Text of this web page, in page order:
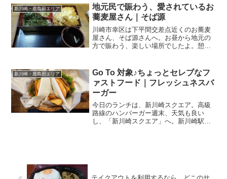
ング：ステーキ | 川崎駅、京急川崎駅
ラ...
新川崎・鹿島田エリア
地元民で賑わう、愛されているお
蕎麦屋さん｜そば源
川崎市幸区は下平間交差点近くのお蕎麦
屋さん、そば源さんへ。お昼から地元の
方で賑わう、楽しい場所でしたよ。憩い
言えば最近、地元で外食してないなとナ
ノツーリズム！目指した先...
新川崎・鹿島田エリア
Go To 対象♪ちょっとセレブなフ
ァストフード｜フレッシュネスバ
ーガー
今日のランチは、新川崎スクエア。高級
路線のハンバーガー週末、天気も良い
し、「新川崎スクエア」へ。新川崎駅と